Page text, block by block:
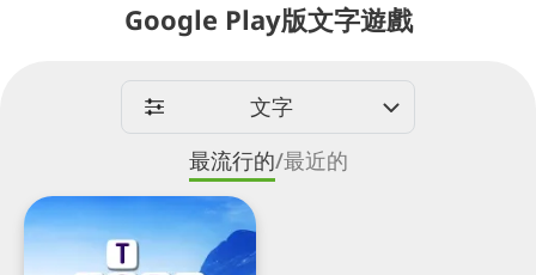
Google Play版文字遊戲
文字
最流行的/最近的
Wordplay:
Exercise
your